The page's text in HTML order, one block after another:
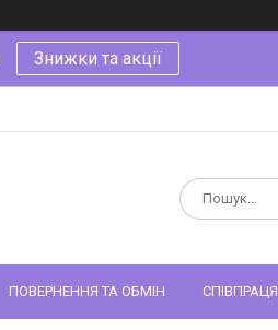
Знижки та акції
ПОВЕРНЕННЯ ТА ОБМІН СПІВПРАЦЯ